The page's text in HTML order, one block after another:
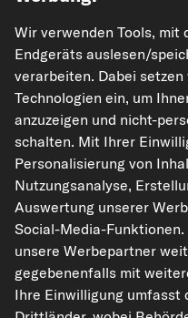
kfzteile24.de
carpardoo.dk
Die hier dargestellten Daten,
nicht vervielfältigt werden. Die
der Datenbank ohne vorherige
Einbeziehung Dritter in solche
Wir verwenden Tools,
Endgeräts auslesen/
verarbeiten. Dabei
Technologien ein, um
anzuzeigen und nicht-
schalten. Mit Ihrer
Personalisierung von
Nutzungsanalyse,
Auswertung unserer
Social-Media-
unsere Werbepartner
gegebenenfalls mit
Ihre Einwilligung umfasst